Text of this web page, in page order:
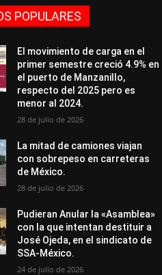
POPULARES
El movimiento de carga en el
primer semestre creció 4.9% en
el puerto de Manzanillo,
respecto del 2025 pero es
menor al 2024.
28 de julio de 2026
La mitad de camiones viajan
con sobrepeso en carreteras
de México.
28 de julio de 2026
Pudieran Anular la «Asamblea»
con la que intentan destituir a
José Ojeda, en el sindicato de
SSA-México.
24 de julio de 2026